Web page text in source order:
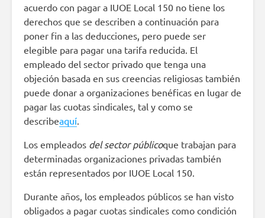
acuerdo con pagar a IUOE Local 150 no tiene los
derechos que se describen a continuación para
poner fin a las deducciones, pero puede ser
elegible para pagar una tarifa reducida. El
empleado del sector privado que tenga una
objeción basada en sus creencias religiosas también
puede donar a organizaciones benéficas en lugar de
pagar las cuotas sindicales, tal y como se
describeaquí.
Los empleados del sector públicoque trabajan para
determinadas organizaciones privadas también
están representados por IUOE Local 150.
Durante años, los empleados públicos se han visto
obligados a pagar cuotas sindicales como condición